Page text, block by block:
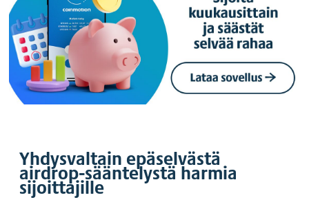
Yhdysvaltain epäselvästä
airdrop-sääntelystä harmia
sijoittajille